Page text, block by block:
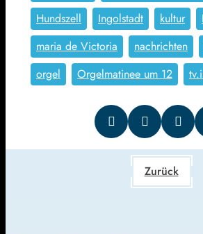
Hundszell
Ingolstadt kultur
maria de Victoria
nachrichten
orgel
Orgelmatinee um 12
Zurück